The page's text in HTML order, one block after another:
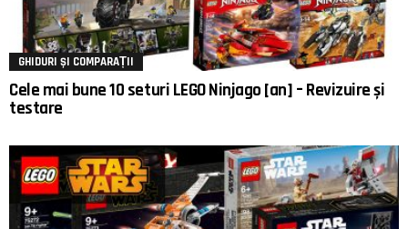
GHIDURI ȘI COMPARAȚII
Cele mai bune 10 seturi LEGO Ninjago [an] – Revizuire și
testare